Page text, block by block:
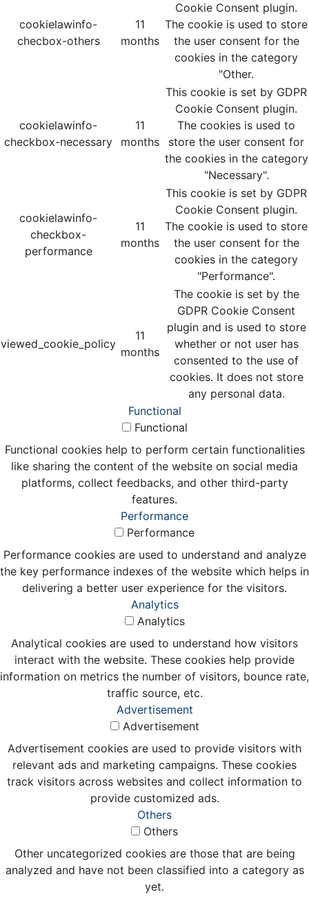
cookielawinfo-
checbox-others
11
months
Cookie Consent plugin.
The cookie is used to store
the user consent for the
cookies in the category
"Other.
cookielawinfo-
checkbox-necessary
11
months
This cookie is set by GDPR
Cookie Consent plugin.
The cookies is used to
store the user consent for
the cookies in the category
"Necessary".
cookielawinfo-
checkbox-
performance
11
months
This cookie is set by GDPR
Cookie Consent plugin.
The cookie is used to store
the user consent for the
cookies in the category
"Performance".
viewed_cookie_policy
11
months
The cookie is set by the
GDPR Cookie Consent
plugin and is used to store
whether or not user has
consented to the use of
cookies. It does not store
any personal data.
Functional
Functional
Functional cookies help to perform certain functionalities
like sharing the content of the website on social media
platforms, collect feedbacks, and other third-party
features.
Performance
Performance
Performance cookies are used to understand and analyze
the key performance indexes of the website which helps in
delivering a better user experience for the visitors.
Analytics
Analytics
Analytical cookies are used to understand how visitors
interact with the website. These cookies help provide
information on metrics the number of visitors, bounce rate,
traffic source, etc.
Advertisement
Advertisement
Advertisement cookies are used to provide visitors with
relevant ads and marketing campaigns. These cookies
track visitors across websites and collect information to
provide customized ads.
Others
Others
Other uncategorized cookies are those that are being
analyzed and have not been classified into a category as
yet.